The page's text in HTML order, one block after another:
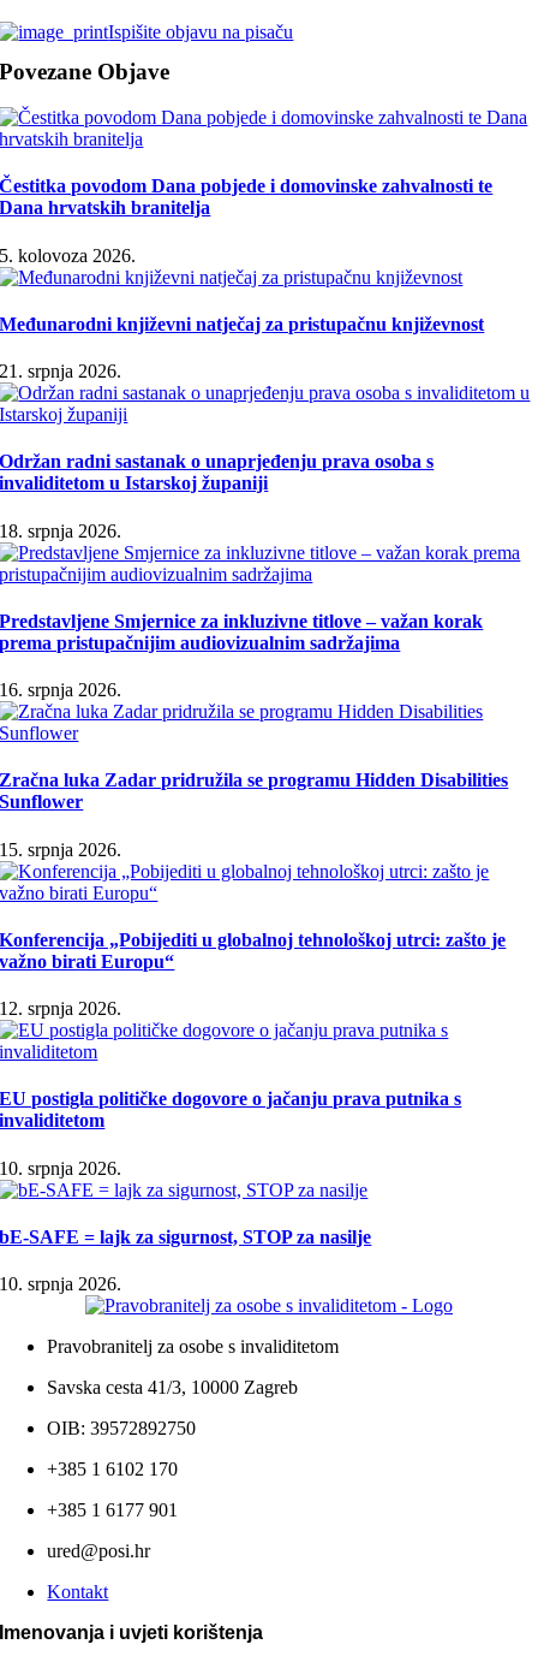
Ispišite objavu na pisaču
Povezane Objave
Čestitka povodom Dana pobjede i domovinske zahvalnosti te
Dana hrvatskih branitelja
5. kolovoza 2026.
Međunarodni književni natječaj za pristupačnu književnost
21. srpnja 2026.
Održan radni sastanak o unaprjeđenju prava osoba s
invaliditetom u Istarskoj županiji
18. srpnja 2026.
Predstavljene Smjernice za inkluzivne titlove – važan korak
prema pristupačnijim audiovizualnim sadržajima
16. srpnja 2026.
Zračna luka Zadar pridružila se programu Hidden Disabilities
Sunflower
15. srpnja 2026.
Konferencija „Pobijediti u globalnoj tehnološkoj utrci: zašto je
važno birati Europu“
12. srpnja 2026.
EU postigla političke dogovore o jačanju prava putnika s
invaliditetom
10. srpnja 2026.
bE-SAFE = lajk za sigurnost, STOP za nasilje
10. srpnja 2026.
Pravobranitelj za osobe s invaliditetom
Savska cesta 41/3, 10000 Zagreb
OIB: 39572892750
+385 1 6102 170
+385 1 6177 901
ured@posi.hr
Kontakt
Imenovanja i uvjeti korištenja